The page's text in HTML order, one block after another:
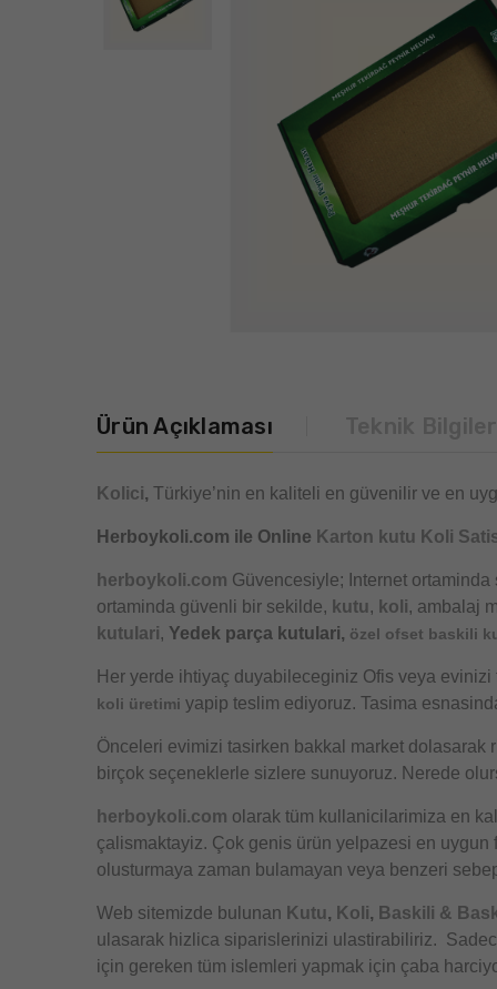
Ürün Açıklaması
Kolici, Türkiye’nin en kaliteli en güvenilir ve en
Herboykoli.com ile Online Karton kutu Koli
herboykoli.com Güvencesiyle; Internet
ortaminda güvenli bir sekilde, kutu, koli, ambalaj
kutulari, Yedek parça kutulari, özel ofset baskili
Her yerde ihtiyaç duyabileceginiz Ofis veya
koli üretimi yapip teslim ediyoruz. Tasima
Önceleri evimizi tasirken bakkal market dolasarak
birçok seçeneklerle sizlere sunuyoruz. Nerede
herboykoli.com olarak tüm kullanicilarimiza en
çalismaktayiz. Çok genis ürün yelpazesi en
olusturmaya zaman bulamayan veya benzeri
Web sitemizde bulunan Kutu, Koli, Baskili &
ulasarak hizlica siparislerinizi ulastirabiliriz.
için gereken tüm islemleri yapmak için çaba